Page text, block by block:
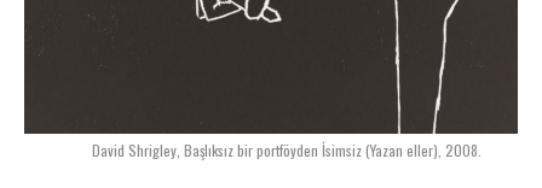
David Shrigley, Başlıksız bir portföyden İsimsiz (Yazan eller), 2008.